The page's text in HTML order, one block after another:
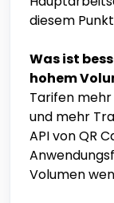
diesem
Was ist
hohem
Tarifen
und mehr
API von QR
Volumen